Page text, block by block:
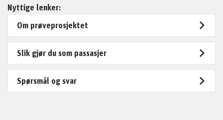
Nyttige lenker:
Om prøveprosjektet
Slik gjør du som passasjer
Spørsmål og svar